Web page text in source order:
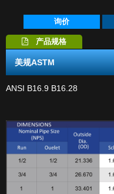
联络我们询价
产品规格
美规ASTM
ANSI B16.9 B16.28